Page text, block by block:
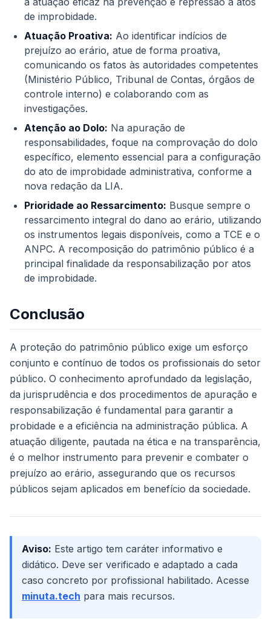
de improbidade.
Atuação Proativa: Ao identificar indícios de
prejuízo ao erário, atue de forma proativa,
comunicando os fatos às autoridades competentes
(Ministério Público, Tribunal de Contas, órgãos de
controle interno) e colaborando com as
investigações.
Atenção ao Dolo: Na apuração de
responsabilidades, foque na comprovação do dolo
específico, elemento essencial para a configuração
do ato de improbidade administrativa, conforme a
nova redação da LIA.
Prioridade ao Ressarcimento: Busque sempre o
ressarcimento integral do dano ao erário, utilizando
os instrumentos legais disponíveis, como a TCE e o
ANPC. A recomposição do patrimônio público é a
principal finalidade da responsabilização por atos
de improbidade.
Conclusão
A proteção do patrimônio público exige um esforço
conjunto e contínuo de todos os profissionais do setor
público. O conhecimento aprofundado da legislação,
da jurisprudência e dos procedimentos de apuração e
responsabilização é fundamental para garantir a
probidade e a eficiência na administração pública. A
atuação diligente, pautada na ética e na transparência,
é o melhor instrumento para prevenir e combater o
prejuízo ao erário, assegurando que os recursos
públicos sejam aplicados em benefício da sociedade.
Aviso: Este artigo tem caráter informativo e
didático. Deve ser verificado e adaptado a cada
caso concreto por profissional habilitado. Acesse
minuta.tech para mais recursos.